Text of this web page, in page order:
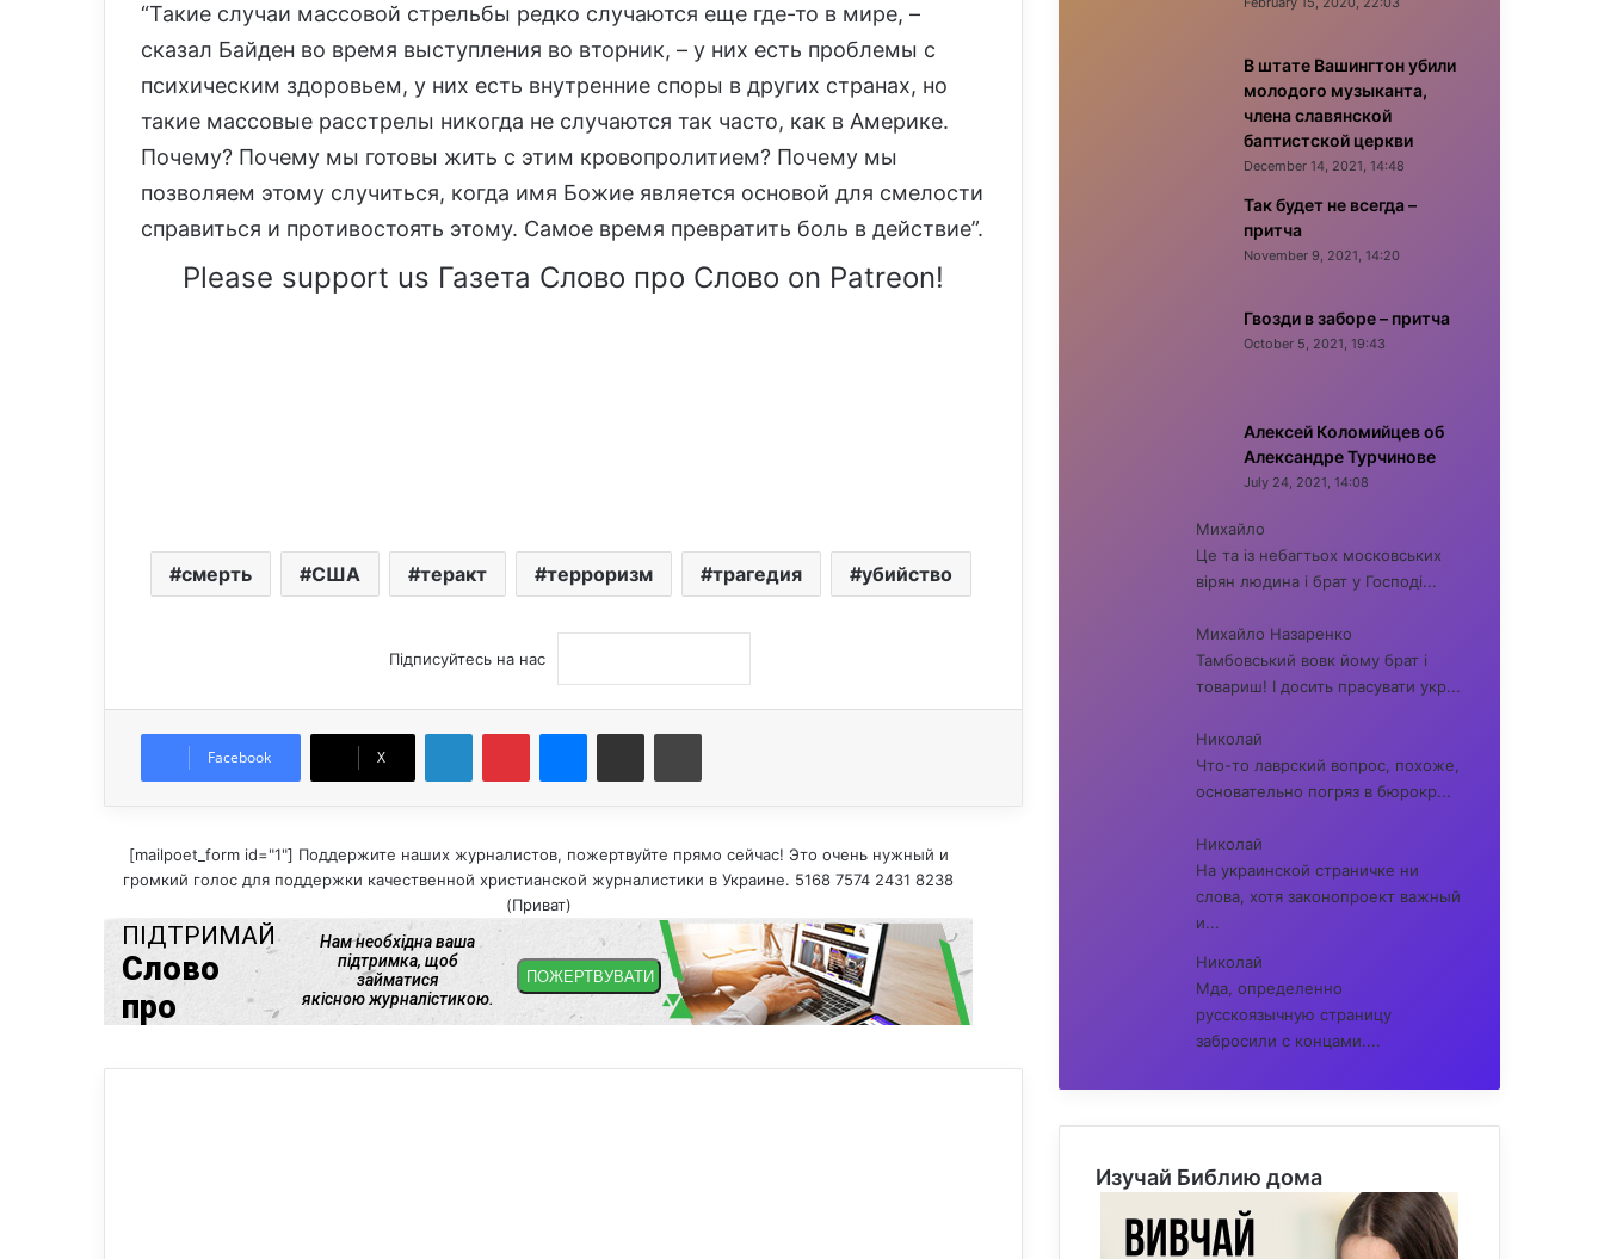
“Такие случаи массовой стрельбы редко случаются еще где-то в мире, –
сказал Байден во время выступления во вторник, – у них есть проблемы с
психическим здоровьем, у них есть внутренние споры в других странах, но
такие массовые расстрелы никогда не случаются так часто, как в Америке.
Почему? Почему мы готовы жить с этим кровопролитием? Почему мы
позволяем этому случиться, когда имя Божие является основой для смелости
справиться и противостоять этому. Самое время превратить боль в действие”.
Please support us Газета Слово про Слово on Patreon!
смерть США теракт терроризм трагедия убийство
Підписуйтесь на нас
Facebook X
Поділитися електронною поштою
[mailpoet_form id="1"] Поддержите наших журналистов, пожертвуйте прямо сейчас! Это очень нужный и
громкий голос для поддержки качественной христианской журналистики в Украине. 5168 7574 2431 8238
(Приват)
В штате Вашингтон убили
молодого музыканта,
члена славянской
баптистской церкви
December 14, 2021, 14:48
Так будет не всегда –
притча
November 9, 2021, 14:20
Гвозди в заборе – притча
October 5, 2021, 19:43
Алексей Коломийцев об
Александре Турчинове
July 24, 2021, 14:08
Михайло
Це та із небагтьох московських
вірян людина і брат у Господі...
Михайло Назаренко
Тамбовський вовк йому брат і
товариш! І досить прасувати укр...
Николай
Что-то лаврский вопрос, похоже,
основательно погряз в бюрокр...
Николай
На украинской страничке ни
слова, хотя законопроект важный
и...
Николай
Мда, определенно
русскоязычную страницу
забросили с концами....
Изучай Библию дома